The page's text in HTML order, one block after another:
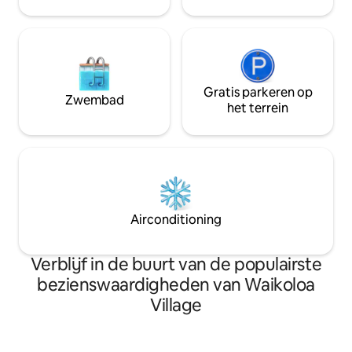
diegenen die op zoek zijn naar een
overkant van de straat.
Zwembad
Gratis parkeren op
het terrein
Airconditioning
Verblijf in de buurt van de populairste
bezienswaardigheden van Waikoloa
Village